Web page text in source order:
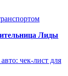
Лиды
чек-лист для